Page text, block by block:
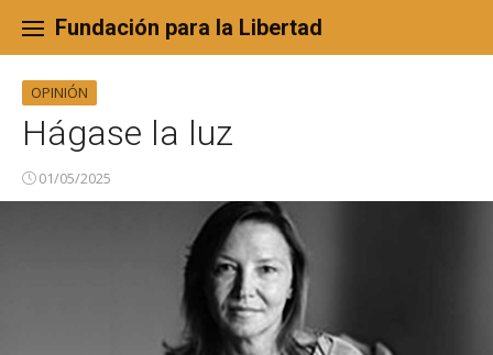
content
Fundación para la Libertad
OPINIÓN
Hágase la luz
01/05/2025